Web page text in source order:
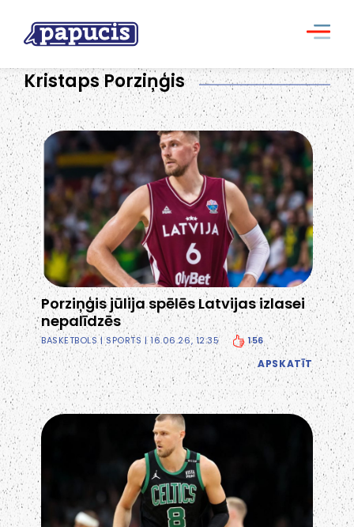
Kristaps Porziņģis
Porziņģis jūlija spēlēs Latvijas izlasei
nepalīdzēs
BASKETBOLS|SPORTS | 16.06.26, 12:35 156
APSKATĪT